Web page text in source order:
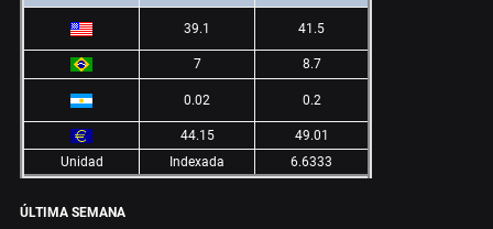
39.1 41.5
7 8.7
0.02 0.2
44.15
49.01
Unidad
Indexada 6.6333
ÚLTIMA SEMANA